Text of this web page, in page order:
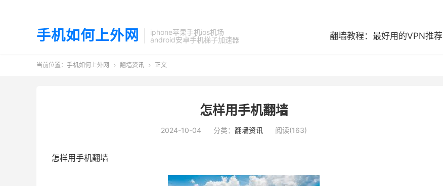
手机如何上外网
iphone苹果手机ios机场
android安卓手机梯子加速器
翻墙教程：最好用的VPN推荐
当前位置： 手机如何上外网  翻墙资讯  正文
怎样用手机翻墙
2024-10-04 分类： 翻墙资讯 阅读(163)
怎样用手机翻墙